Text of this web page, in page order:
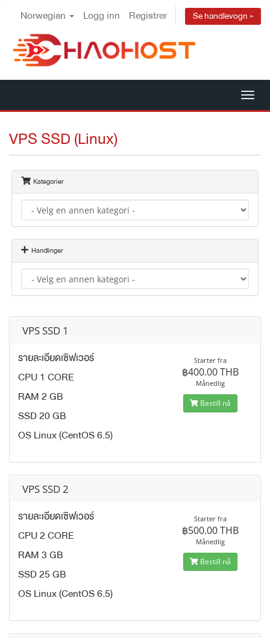
Norwegian Logg inn Registrer Se handlevogn »
VPS SSD (Linux)
Kategorier
Handlinger
VPS SSD 1
รายละเอียดเซิฟเวอร์
CPU 1 CORE
RAM 2 GB
SSD 20 GB
OS Linux (CentOS 6.5)
Starter fra
฿400.00 THB
Månedlig
Bestill nå
VPS SSD 2
รายละเอียดเซิฟเวอร์
CPU 2 CORE
RAM 3 GB
SSD 25 GB
OS Linux (CentOS 6.5)
Starter fra
฿500.00 THB
Månedlig
Bestill nå